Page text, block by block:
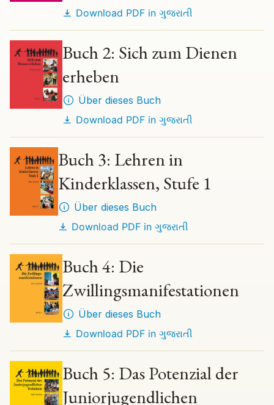
Download PDF inગુજરાતી
Buch 2: Sich zum Dienen
erheben
Über dieses Buch
Download PDF inગુજરાતી
Buch 3: Lehren in
Kinderklassen, Stufe 1
Über dieses Buch
Download PDF inગુજરાતી
Buch 4: Die
Zwillingsmanifestationen
Über dieses Buch
Download PDF inગુજરાતી
Buch 5: Das Potenzial der
Juniorjugendlichen